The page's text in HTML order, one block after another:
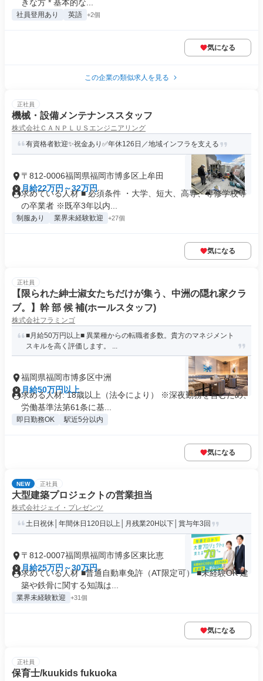
きな方 * 基本的な...
社員登用あり 英語 +2個
気になる
この企業の類似求人を見る
正社員
機械・設備メンテナンススタッフ
株式会社ＣＡＮＰＬＵＳエンジニアリング
有資格者歓迎✨祝金あり✅年休126日／地域インフラを支える
〒812-0006福岡県福岡市博多区上牟田
月給22万円～32万円
求めている人材 ■ 必須条件 ・大学、短大、高専、専修学校等
の卒業者 ※既卒3年以内...
制服あり 業界未経験歓迎 +27個
気になる
正社員
【限られた紳士淑女たちだけが集う、中洲の隠れ家クラ
ブ。】幹 部 候 補(ホールスタッフ)
株式会社フラミンゴ
■月給50万円以上■ 異業種からの転職者多数。貴方のマネジメント
スキルを高く評価します。 ...
福岡県福岡市博多区中洲
月給50万円以上
求める人材: 18歳以上（法令により） ※深夜勤務を含むため、
労働基準法第61条に基...
即日勤務OK 駅近5分以内
気になる
NEW 正社員
大型建築プロジェクトの営業担当
株式会社ジェイ・プレゼンツ
土日祝休│年間休日120日以上│月残業20H以下│賞与年3回
〒812-0007福岡県福岡市博多区東比恵
月給25万円～30万円
求めている人材 ■普通自動車免許（AT限定可） ■未経験OK 建
築や鉄骨に関する知識は...
業界未経験歓迎 +31個
気になる
正社員
保育士/kuukids fukuoka